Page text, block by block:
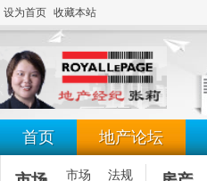
设为首页 收藏本站
首页 地产论坛
市场
法规